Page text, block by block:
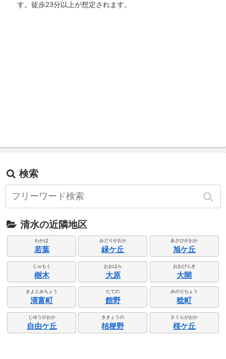
す。徒歩23分以上が想定されます。
検索
清水の近隣地区
わかば
若葉
みどりがおか
緑ケ丘
あさひがおか
旭ケ丘
じゅもく
樹木
おおはら
大原
おおびらき
大開
きよとみちょう
清富町
たての
館野
みのりちょう
稔町
じゆうがおか
自由ケ丘
ききょうの
桔梗野
さくらがおか
桜ケ丘